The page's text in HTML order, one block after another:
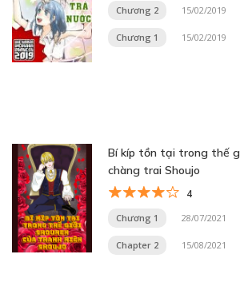
Chương 2 15/02/2019
Chương 1 15/02/2019
Bí kíp tồn tại trong thế
chàng trai Shoujo
4
Chương 1 28/07/2021
Chapter 2 15/08/2021